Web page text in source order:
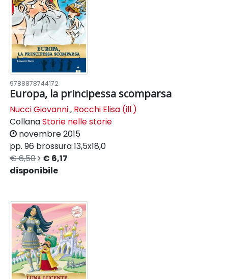
9788878744172
Europa, la principessa scomparsa
Nucci Giovanni, Rocchi Elisa (ill.)
CollanaStorie nelle storie
novembre 2015
pp. 96 brossura13,5x18,0
€ 6,50
€ 6,17
disponibile